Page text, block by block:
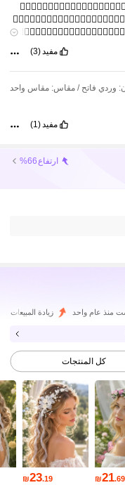
مفيد(3)
وردي فاتح / مقاس: مقاس واحد
مفيد(1)
ارتفاع%66
منذ عام واحد زيادة المبيعات 54%
كل المنتجات
₪21.69
₪23.19